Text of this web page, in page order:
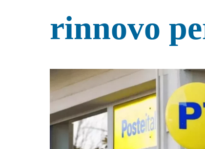
rinnovo